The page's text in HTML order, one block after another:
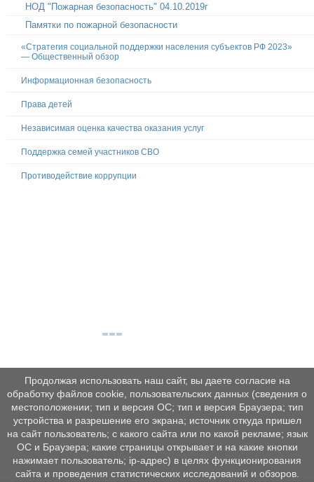
НОД "Пожарная безопасность" 04.10.2019г
Памятки по пожарной безопасности
«Стратегия социальной поддержки населения субъектов РФ 2023»
— Общественный обзор
Информационная безопасность
Права детей
Независимая оценка качества оказания услуг
Поддержка семей участников СВО
Противодействие коррупции
Продолжая использовать наш сайт, вы даете согласие на
обработку файлов cookie, пользовательских данных (сведения о
местоположении; тип и версия ОС; тип и версия Браузера; тип
устройства и разрешение его экрана; источник откуда пришел
на сайт пользователь; с какого сайта или по какой рекламе; язык
ОС и Браузера; какие страницы открывает и на какие кнопки
нажимает пользователь; ip-адрес) в целях функционирования
сайта и проведения статистических исследований и обзоров.